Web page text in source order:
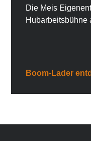
Die Meis
Hubarbeitsbühne
Boom-Lader